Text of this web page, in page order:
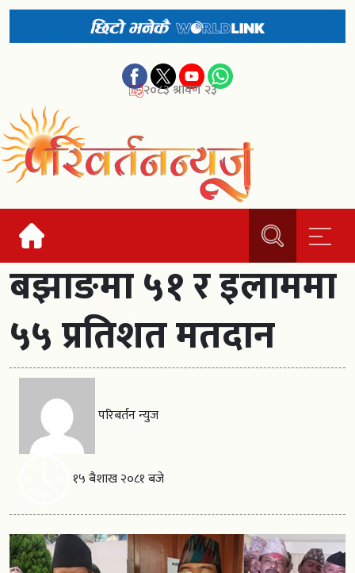
२०८३ श्रावण २३
बझाङमा ५१ र इलाममा
५५ प्रतिशत मतदान
परिबर्तन न्युज
१५ बैशाख २०८१ बजे